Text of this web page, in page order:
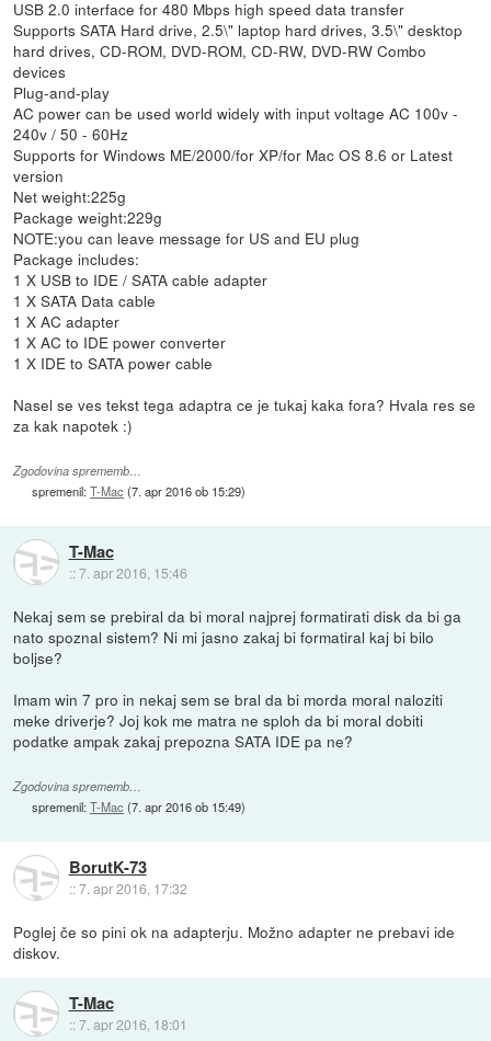
USB 2.0 interface for 480 Mbps high speed data transfer
Supports SATA Hard drive, 2.5\" laptop hard drives, 3.5\" desktop
hard drives, CD-ROM, DVD-ROM, CD-RW, DVD-RW Combo
devices
Plug-and-play
AC power can be used world widely with input voltage AC 100v -
240v / 50 - 60Hz
Supports for Windows ME/2000/for XP/for Mac OS 8.6 or Latest
version
Net weight:225g
Package weight:229g
NOTE:you can leave message for US and EU plug
Package includes:
1 X USB to IDE / SATA cable adapter
1 X SATA Data cable
1 X AC adapter
1 X AC to IDE power converter
1 X IDE to SATA power cable
Nasel se ves tekst tega adaptra ce je tukaj kaka fora? Hvala res se
za kak napotek :)
Zgodovina sprememb…
spremenil:T-Mac (7. apr 2016 ob 15:29)
T-Mac
::7. apr 2016, 15:46
Nekaj sem se prebiral da bi moral najprej formatirati disk da bi ga
nato spoznal sistem? Ni mi jasno zakaj bi formatiral kaj bi bilo
boljse?
Imam win 7 pro in nekaj sem se bral da bi morda moral naloziti
meke driverje? Joj kok me matra ne sploh da bi moral dobiti
podatke ampak zakaj prepozna SATA IDE pa ne?
Zgodovina sprememb…
spremenil:T-Mac (7. apr 2016 ob 15:49)
BorutK-73
::7. apr 2016, 17:32
Poglej če so pini ok na adapterju. Možno adapter ne prebavi ide
diskov.
T-Mac
::7. apr 2016, 18:01